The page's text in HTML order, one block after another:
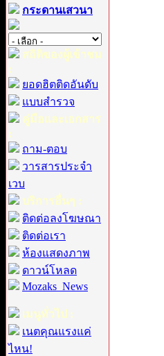
กระดานเสวนา
สถิติของผู้เข้าชม
:
ยอดฮิตติดอันดับ
แบบสำรวจ
คู่มือและเอกสาร
:
ถาม-ตอบ
วารสารประจำ
เวบ
บริการอื่นๆ :
ติดต่อลงโฆษณา
ติดต่อเรา
ห้องแสดงภาพ
ดาวน์โหลด
Mozaks_News
เมนูทั่วไป :
เนตคุณแรงแค่
ไหน!